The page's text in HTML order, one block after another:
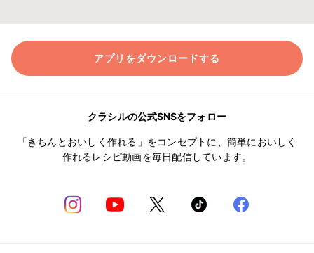
アプリをダウンロードする
クラシルの公式SNSをフォロー
「きちんとおいしく作れる」をコンセプトに、簡単においしく
作れるレシピ動画を毎日配信しています。